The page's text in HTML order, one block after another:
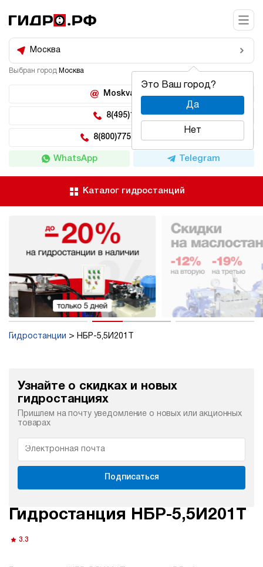
Москва
Это Ваш город?
Да
Нет
Выбран город Москва
Moskva@hidro.ru
8(495)150-04-62
8(800)775-04-62 доб 2
WhatsApp Telegram
Каталог гидростанций
Гидростанции НБР-5,5И201Т
Узнайте о скидках и новых
гидростанциях
Пришлем на почту уведомление о новых или акционных
товарах
Подписаться
Гидростанция НБР-5,5И201Т
3.3